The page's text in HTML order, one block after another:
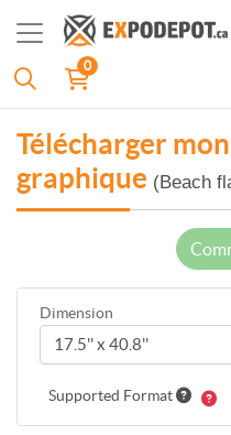
0
Télécharger
graphique (Beach
Dimension
Supported Format